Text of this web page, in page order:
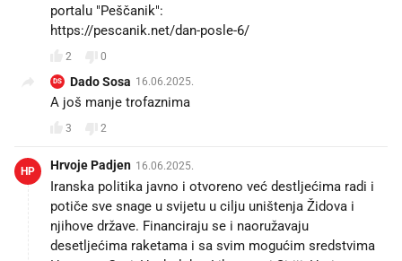
portalu "Peščanik":
https://pescanik.net/dan-posle-6/
2 0
DS Dado Sosa 16.06.2025.
A još manje trofaznima
3 2
HP Hrvoje Padjen 16.06.2025.
Iranska politika javno i otvoreno već destljećima radi i
potiče sve snage u svijetu u cilju uništenja Židova i
njihove države. Financiraju se i naoružavaju
desetljećima raketama i sa svim mogućim sredstvima